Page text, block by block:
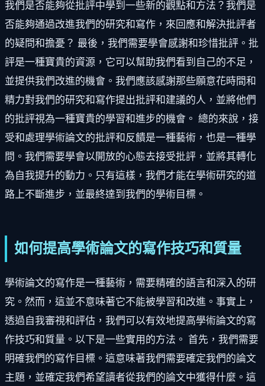
我們是否能夠從批評中學到一些新的觀點和方法？我們是
否能夠通過改進我們的研究和寫作，來回應和解決批評者
的疑問和擔憂？ 最後，我們需要學會感謝和珍惜批評。批
評是一種寶貴的資源，它可以幫助我們看到自己的不足，
並提供我們改進的機會。我們應該感謝那些願意花時間和
精力對我們的研究和寫作提出批評和建議的人，並將他們
的批評視為一種寶貴的學習和進步的機會。 總的來說，接
受和處理學術論文的批評和反饋是一種藝術，也是一種學
問。我們需要學會以開放的心態去接受批評，並將其轉化
為自我提升的動力。只有這樣，我們才能在學術研究的道
路上不斷進步，並最終達到我們的學術目標。
如何提高學術論文的寫作技巧和質量
學術論文的寫作是一種藝術，需要精確的語言和深入的研
究。然而，這並不意味著它不能被學習和改進。事實上，
透過自我審視和評估，我們可以有效地提高學術論文的寫
作技巧和質量。以下是一些實用的方法。 首先，我們需要
明確我們的寫作目標。這意味著我們需要確定我們的論文
主題，並確定我們希望讀者從我們的論文中獲得什麼。這